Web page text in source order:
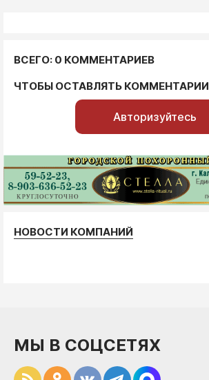
ВСЕГО: 0 КОММЕНТАРИЕВ
ЧТОБЫ ОСТАВЛЯТЬ КОММЕНТАРИИ
Авторизуйтесь
НОВОСТИ КОМПАНИЙ
МЫ В СОЦСЕТЯХ